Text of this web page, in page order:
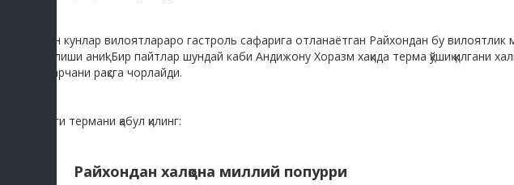
Яқин кунлар вилоятлараро гастроль сафарига отланаётган Райхондан бу
бўлиши аниқ! Бир пайтлар шундай каби Андижону Хоразм хақида терма қўшиқ қилгани
барчани рақсга чорлайди.
Янги термани қабул қилинг:
Райхондан халқона миллий попурри